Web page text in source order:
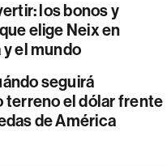
los bonos y
elige Neix en
el mundo
seguirá
terreno el dólar frente
de América